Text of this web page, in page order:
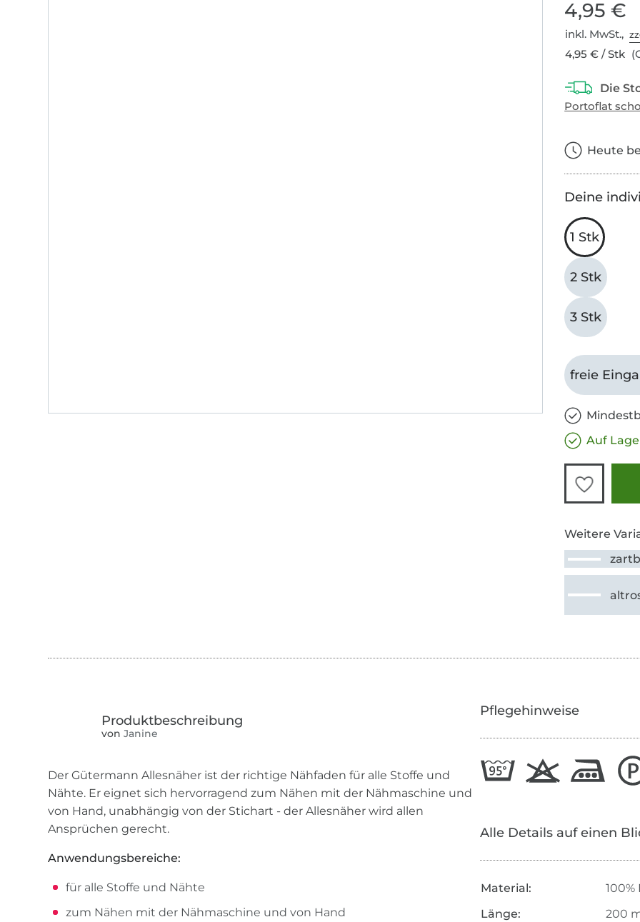
4,95 €
inkl. MwSt.,
4,95 € / Stk
Heute
Deine
1 Stk
2 Stk
3 Stk
freie
Auf
Weitere
von Janine
Der Gütermann Allesnäher ist der richtige Nähfaden für alle Stoffe und
Nähte. Er eignet sich hervorragend zum Nähen mit der Nähmaschine und
von Hand, unabhängig von der Stichart - der Allesnäher wird allen
Ansprüchen gerecht.
Anwendungsbereiche:
für alle Stoffe und Nähte
zum Nähen mit der Nähmaschine und von Hand
Pflegehinweise
Alle Details auf einen
Material:
100%
Länge:
200